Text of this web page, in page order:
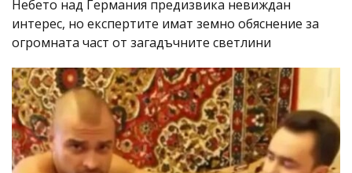
Небето над Германия предизвика невиждан
интерес, но експертите имат земно обяснение за
огромната част от загадъчните светлини